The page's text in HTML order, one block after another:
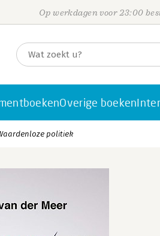
Op werkdagen voor 23:00
Overige boeken
politiek